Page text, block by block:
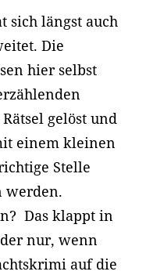
sich längst auch
Die
hier selbst
gelöst und
einem kleinen
Stelle
werden.
Das klappt in
nur, wenn
auf die